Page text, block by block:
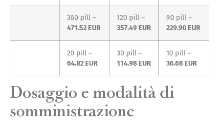
360 pill –
471.52 EUR
120 pill –
357.49 EUR
90 pill –
229.90 EUR
20 pill –
64.82 EUR
30 pill –
114.98 EUR
10 pill –
36.68 EUR
Dosaggio e modalità di
somministrazione